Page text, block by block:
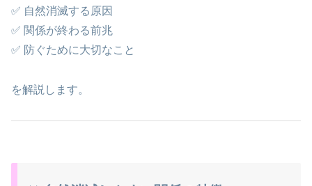
✅ 自然消滅する原因
✅ 関係が終わる前兆
✅ 防ぐために大切なこと
を解説します。